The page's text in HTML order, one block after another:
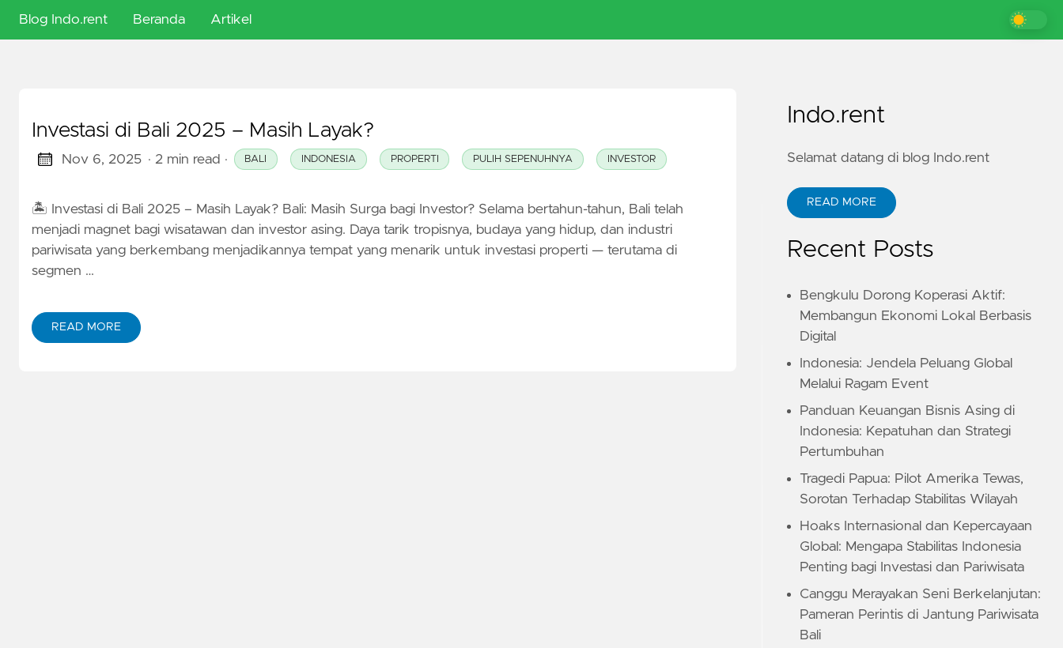
Blog Indo.rent Beranda Artikel
🇮🇩
Indonesia
Magyar
Investasi di Bali 2025 – Masih Layak?
Nov 6, 2025 · 2 min read · BALI INDONESIA PROPERTI PULIH SEPENUHNYA INVESTOR
🏝️ Investasi di Bali 2025 – Masih Layak? Bali: Masih Surga bagi Investor? Selama bertahun-tahun, Bali telah
menjadi magnet bagi wisatawan dan investor asing. Daya tarik tropisnya, budaya yang hidup, dan industri
pariwisata yang berkembang menjadikannya tempat yang menarik untuk investasi properti — terutama di
segmen …
READ MORE
Indo.rent
Selamat datang di blog Indo.rent
READ MORE
Recent Posts
Bengkulu Dorong Koperasi Aktif:
Membangun Ekonomi Lokal Berbasis
Digital
Indonesia: Jendela Peluang Global
Melalui Ragam Event
Panduan Keuangan Bisnis Asing di
Indonesia: Kepatuhan dan Strategi
Pertumbuhan
Tragedi Papua: Pilot Amerika Tewas,
Sorotan Terhadap Stabilitas Wilayah
Hoaks Internasional dan Kepercayaan
Global: Mengapa Stabilitas Indonesia
Penting bagi Investasi dan Pariwisata
Canggu Merayakan Seni Berkelanjutan:
Pameran Perintis di Jantung Pariwisata
Bali